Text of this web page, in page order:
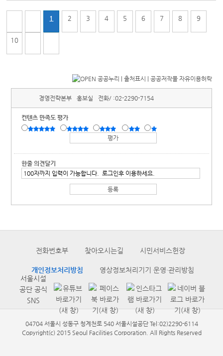
1 2 3 4 5 6 7 8 9
10
경영전략본부 홍보실 전화/ :02-2290-7154
컨텐츠 만족도 평가
한줄 의견달기
전화번호부 찾아오시는길 시민서비스헌장
개인정보처리방침
영상정보처리기기 운영·관리방침
서울시설
공단 공식
SNS
04704 서울시 성동구 청계천로 540 서울시설공단 Tel:02)2290-6114
Copyright(c) 2015 Seoul Facilities Corporation. All Rights Reserved